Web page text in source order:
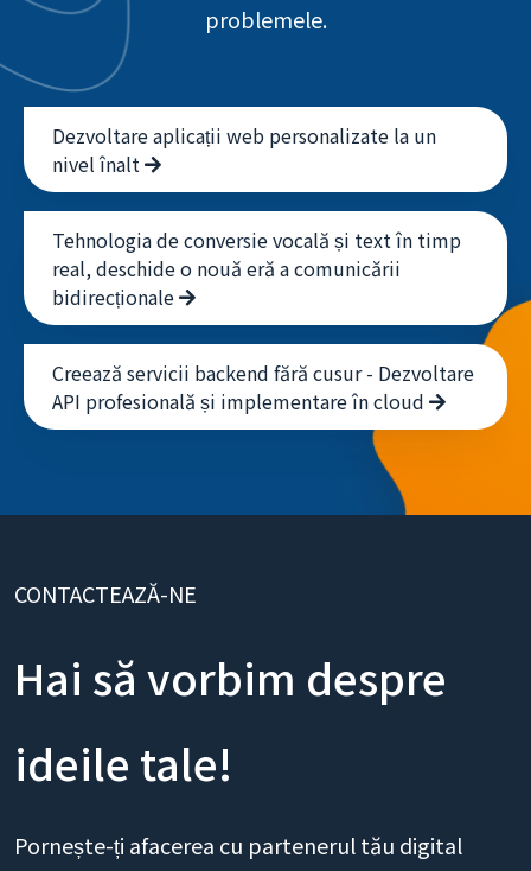
oferă și o gamă largă de servicii pentru a-ți rezolva
Dezvoltare aplicații web personalizate la un
nivel înalt
Tehnologia de conversie vocală și text în timp
real, deschide o nouă eră a comunicării
bidirecționale
Creează servicii backend fără cusur - Dezvoltare
API profesională și implementare în cloud
Hai să vorbim despre